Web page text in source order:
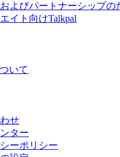
よびパートナーシップの
イト向けTalkpal
いて
せ
ター
ーポリシー